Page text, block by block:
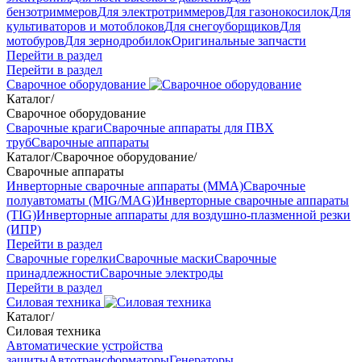
бензотриммеровДля электротриммеровДля газонокосилокДля
культиваторов и мотоблоковДля снегоуборщиковДля
мотобуровДля зернодробилокОригинальные запчасти
Перейти в раздел
Перейти в раздел
Сварочное оборудование
Каталог/
Сварочное оборудование
Сварочные крагиСварочные аппараты для ПВХ
трубСварочные аппараты
Каталог/Сварочное оборудование/
Сварочные аппараты
Инверторные сварочные аппараты (ММА)Сварочные
полуавтоматы (MIG/MAG)Инверторные сварочные аппараты
(TIG)Инверторные аппараты для воздушно-плазменной резки
(ИПР)
Перейти в раздел
Сварочные горелкиСварочные маскиСварочные
принадлежностиСварочные электроды
Перейти в раздел
Силовая техника
Каталог/
Силовая техника
Автоматические устройства